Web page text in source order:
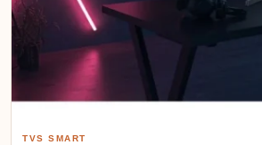
TVS SMART